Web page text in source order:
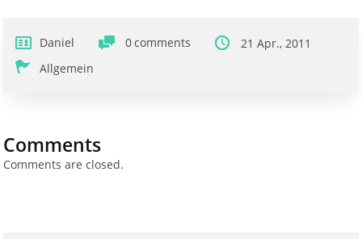
Daniel 0comments
21 Apr., 2011
Allgemein
Comments
Comments are closed.